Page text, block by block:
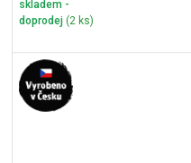
skladem -
doprodej (2 ks)